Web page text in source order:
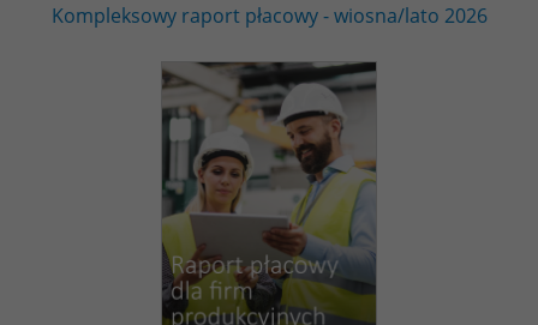
Kompleksowy raport płacowy - wiosna/lato 2026